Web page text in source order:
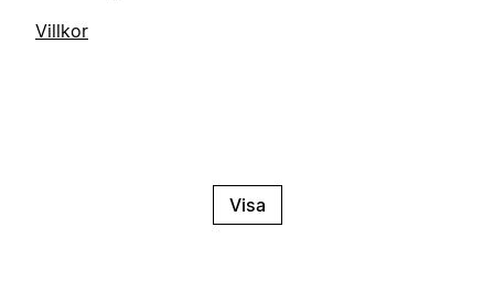
Villkor
Visa